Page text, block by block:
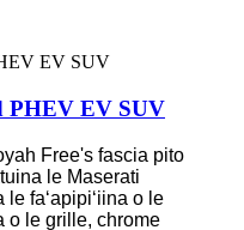
PHEV EV SUV
Free's fascia pito
le Maserati
faʻapipiʻiina o le
o le grille, chrome